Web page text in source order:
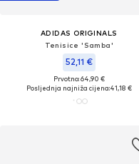
ADIDAS ORIGINALS
Tenisice 'Samba'
52,11 €
Prvotno: 64,90 €
Posljednja najniža cijena:41,18 €